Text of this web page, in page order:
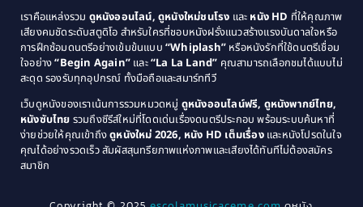
Coming of Age ก้าวพ้นวัย(1)
Coming-of-Age(3)
Community(1)
Crime อาชญากรรม(289)
1979
1978
1976
1975
1974
1971
1970
1969
1968
1964
1963
เราคือแหล่งรวม ดูหนังออนไลน์, ดูหนังใหม่ชนโรง และ หนัง HD ที่ให้คุณภาพ
เสียงคมชัดระดับสตูดิโอ สำหรับใครที่ชอบหนังฝรั่งแนวสร้างแรงบันดาลใจหรือ
การฝึกซ้อมดนตรีอย่างเข้มข้นแบบ “Whiplash” หรือหนังรักที่ใช้ดนตรีเชื่อม
ใจอย่าง“Begin Again” และ“La La Land” คุณสามารถเลือกชมได้แบบไม่
สะดุด รองรับทุกอุปกรณ์ ทั้งมือถือและสมาร์ททีวี
เว็บดูหนังของเราเน้นการรวมหมวดหมู่ ดูหนังออนไลน์ฟรี, ดูหนังพากย์ไทย,
หนังซับไทย รวมถึงซีรีส์ใหม่ที่โดดเด่นเรื่องดนตรีประกอบ พร้อมระบบค้นหาที่
ง่ายช่วยให้คุณเข้าถึงดูหนังใหม่ 2026, หนัง HD เต็มเรื่องและหนังโปรดในใจ
คุณได้อย่างรวดเร็ว สัมผัสสุนทรียภาพแห่งภาพและเสียงได้ทันทีไม่ต้องสมัคร
สมาชิก